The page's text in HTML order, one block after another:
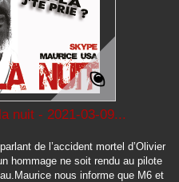
nuit - 2021-03-09...
de l’accident mortel d’Olivier
hommage ne soit rendu au pilote
nous informe que M6 et